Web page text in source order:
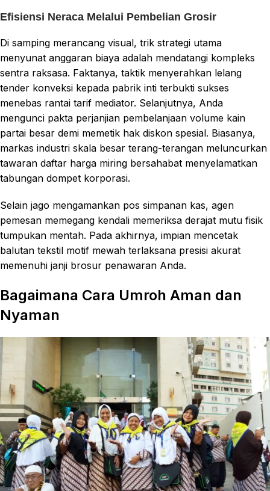
Efisiensi Neraca Melalui Pembelian Grosir
Di samping merancang visual, trik strategi utama
menyunat anggaran biaya adalah mendatangi kompleks
sentra raksasa. Faktanya, taktik menyerahkan lelang
tender konveksi kepada pabrik inti terbukti sukses
menebas rantai tarif mediator. Selanjutnya, Anda
mengunci pakta perjanjian pembelanjaan volume kain
partai besar demi memetik hak diskon spesial. Biasanya,
markas industri skala besar terang-terangan meluncurkan
tawaran daftar harga miring bersahabat menyelamatkan
tabungan dompet korporasi.
Selain jago mengamankan pos simpanan kas, agen
pemesan memegang kendali memeriksa derajat mutu fisik
tumpukan mentah. Pada akhirnya, impian mencetak
balutan tekstil motif mewah terlaksana presisi akurat
memenuhi janji brosur penawaran Anda.
Bagaimana Cara Umroh Aman dan
Nyaman